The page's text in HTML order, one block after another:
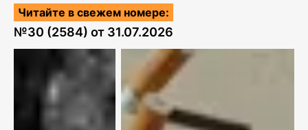
Читайте в свежем номере:
№30 (2584) от 31.07.2026